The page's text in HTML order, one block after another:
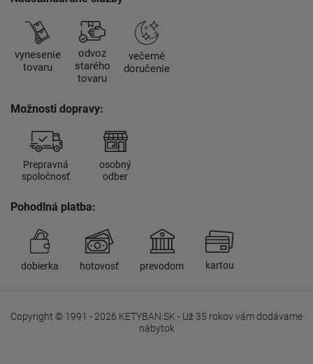
vynesenie
tovaru
odvoz
starého
tovaru
večerné
doručenie
Možnosti dopravy:
Prepravná
spoločnosť
osobný
odber
Pohodlná platba:
dobierka hotovosť prevodom kartou
Copyright © 1991 - 2026 KETYBAN.SK - Už 35 rokov vám dodávame
nábytok